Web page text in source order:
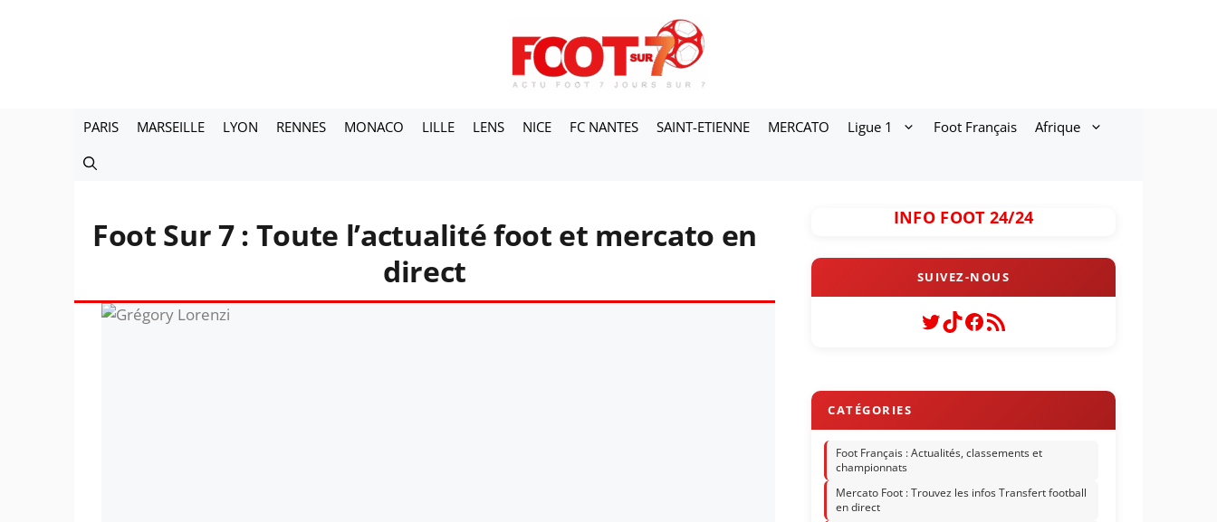
PARIS MARSEILLE LYON RENNES MONACO LILLE LENS NICE FC NANTES SAINT-ETIENNE MERCATO Ligue 1 Foot Français Afrique
Foot Sur 7 : Toute l’actualité foot et mercato en
direct
INFO FOOT 24/24
Twitter
TikTok
Facebook
Flux RSS
Foot Français : Actualités, classements et
championnats
Mercato Foot : Trouvez les infos Transfert football
en direct